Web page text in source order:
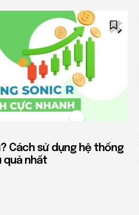
Cách sử dụng hệ thống
quả nhất